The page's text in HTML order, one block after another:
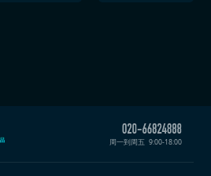
周一到周五 9:00-18:00